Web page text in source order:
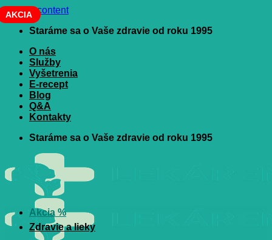
Skip to content
Staráme sa o Vaše zdravie od roku 1995
O nás
Služby
Vyšetrenia
E-recept
Blog
Q&A
Kontakty
Staráme sa o Vaše zdravie od roku 1995
Akcia %
Zdravie a lieky
AKCIA